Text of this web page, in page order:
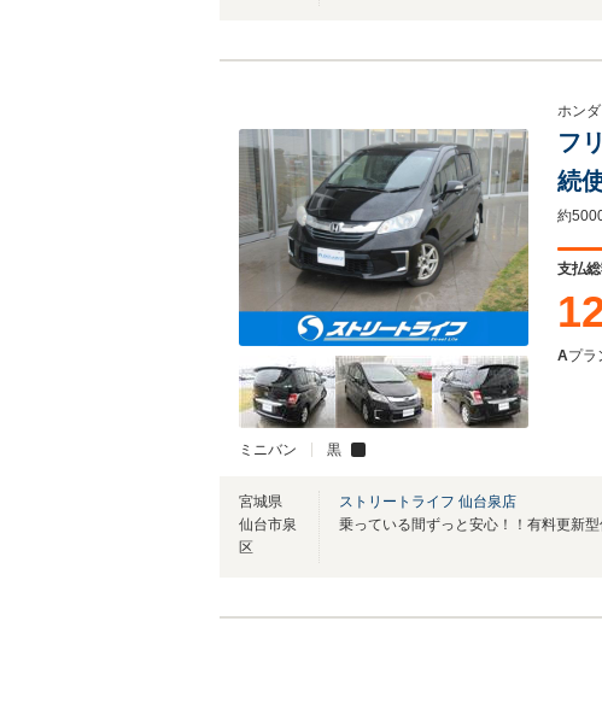
ミニバン 黒
ホンダ
フ
続
支払
Aプラ
宮城県
仙台市泉
区
ストリートライフ 仙台泉店
乗っている間ずっと安心！！有料更新